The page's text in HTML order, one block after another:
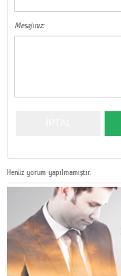
Mesajınız:
Henüz yorum yapılmamıştır.